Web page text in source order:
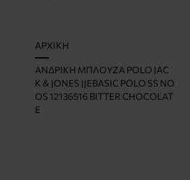
ΑΡΧΙΚΉ
M
E
ΑΝΔΡΙΚΉ ΜΠΛΟΎΖΑ POLO JAC
K & JONES JJEBASIC POLO SS NO
OS 12136516 BITTER CHOCOLAT
E